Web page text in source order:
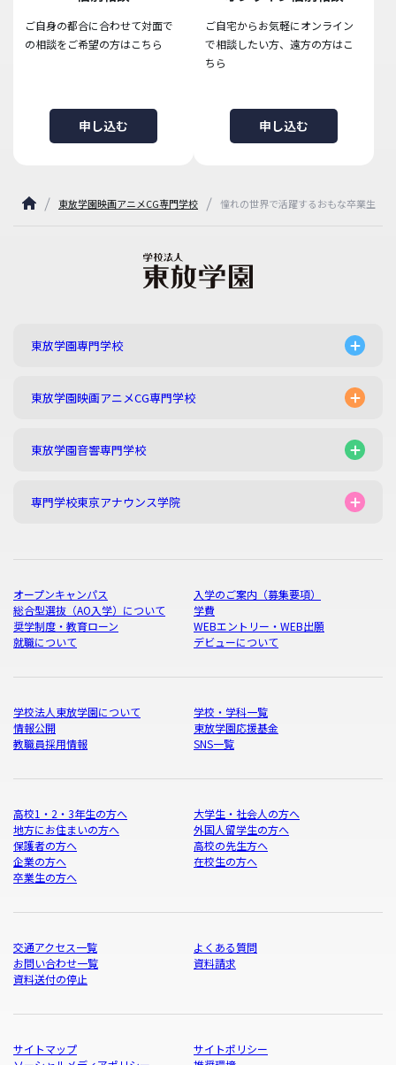
ご自身の都合に合わせて対面で
の相談をご希望の方はこちら
申し込む
ご自宅からお気軽にオンライン
で相談したい方、遠方の方はこ
ちら
申し込む
東放学園映画アニメCG専門学校 憧れの世界で活躍するおもな卒業生
東放学園専門学校
東放学園映画アニメCG専門学校
東放学園音響専門学校
専門学校東京アナウンス学院
オープンキャンパス
入学のご案内（募集要項）
総合型選抜（AO入学）について
学費
奨学制度・教育ローン
WEBエントリー・WEB出願
就職について
デビューについて
学校法人東放学園について
学校・学科一覧
情報公開
東放学園応援基金
教職員採用情報
SNS一覧
高校1・2・3年生の方へ
大学生・社会人の方へ
地方にお住まいの方へ
外国人留学生の方へ
保護者の方へ
高校の先生方へ
企業の方へ
在校生の方へ
卒業生の方へ
交通アクセス一覧
よくある質問
お問い合わせ一覧
資料請求
資料送付の停止
サイトマップ
サイトポリシー